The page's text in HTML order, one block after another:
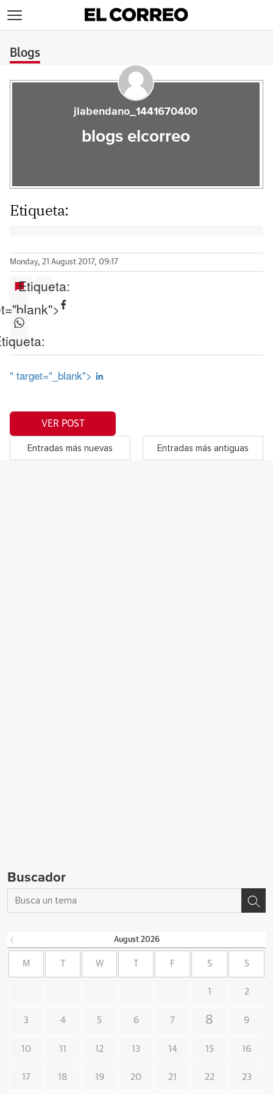
Blogs
jlabendano_1441670400
blogs elcorreo
Etiqueta:
Monday, 21 August 2017, 09:17
Etiqueta:
" target="_blank">
VER POST
Entradas más nuevas Entradas más antiguas
Buscador
August 2026
M W F S S
1 2
3 4 5 6 7 8 9
10 11 12 13 14 15 16
17 18 19 20 21 22 23